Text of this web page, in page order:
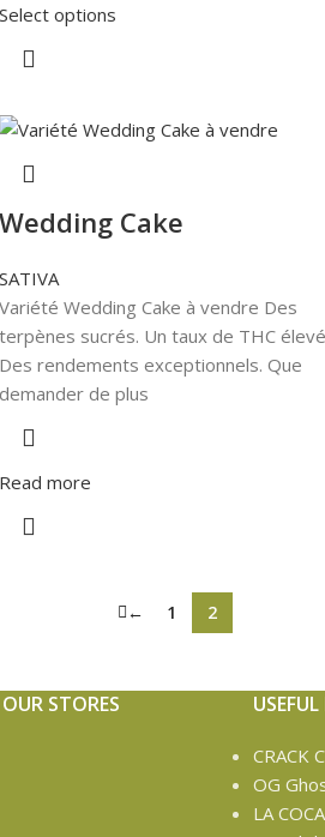
Select options
Wedding Cake
SATIVA
Variété Wedding Cake à vendre Des
terpènes sucrés. Un taux de THC
Des rendements exceptionnels. Que
demander de plus
Read more
← 1 2
OUR STORES
CRACK
OG
LA